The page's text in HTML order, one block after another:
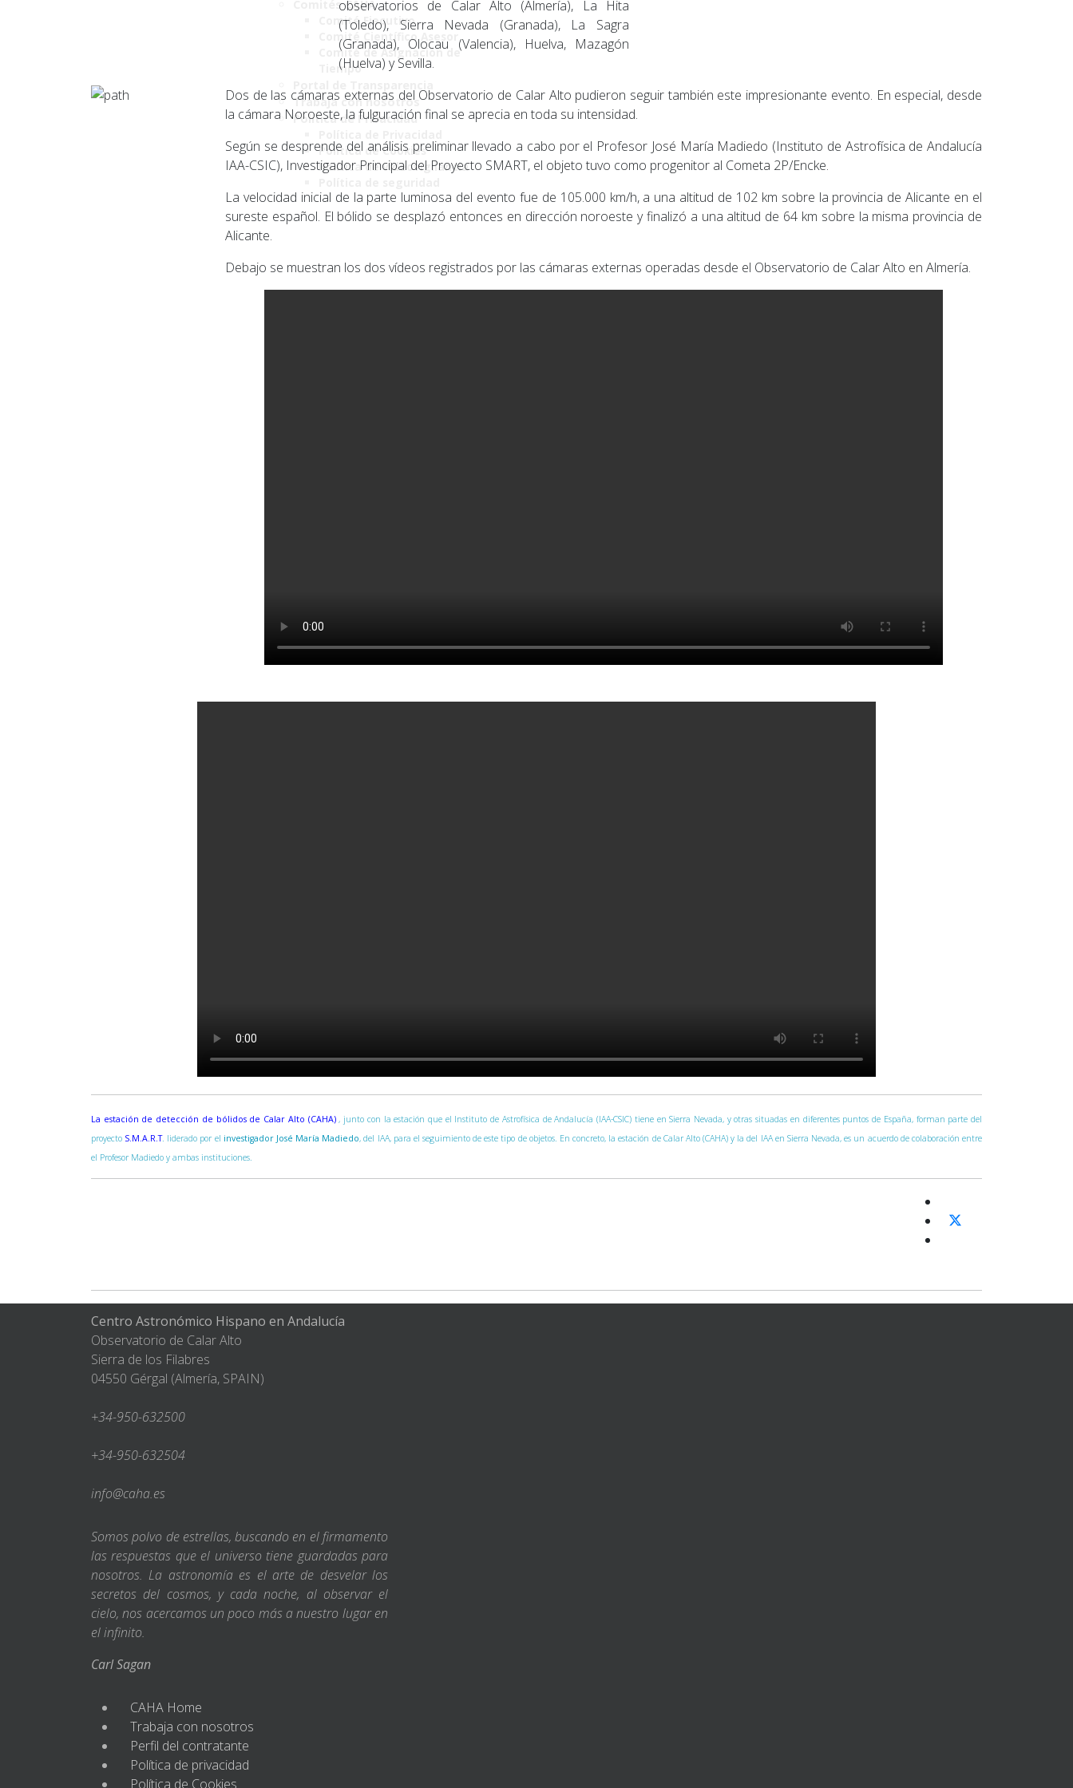
Comités CAHA
Comité Ejecutivo
Comité Científico Asesor
Comité de Asignación de
Tiempo
Trabaja con nosotros
Política de Privacidad
Política de Cookies
Política de videovigilancia
observatorios de Calar Alto (Almería), La Hita
(Toledo), Sierra Nevada (Granada), La Sagra
(Granada), Olocau (Valencia), Huelva, Mazagón
(Huelva) y Sevilla.
Dos de las cámaras externas del Observatorio de Calar Alto pudieron seguir también este impresionante evento. En especial, desde
la cámara Noroeste, la fulguración final se aprecia en toda su intensidad.
Según se desprende del análisis preliminar llevado a cabo por el Profesor José María Madiedo (Instituto de Astrofísica de Andalucía
IAA-CSIC), Investigador Principal del Proyecto SMART, el objeto tuvo como progenitor al Cometa 2P/Encke.
La velocidad inicial de la parte luminosa del evento fue de 105.000 km/h, a una altitud de 102 km sobre la provincia de Alicante en el
sureste español. El bólido se desplazó entonces en dirección noroeste y finalizó a una altitud de 64 km sobre la misma provincia de
Alicante.
Debajo se muestran los dos vídeos registrados por las cámaras externas operadas desde el Observatorio de Calar Alto en Almería.
La estación de detección de bólidos de Calar Alto (CAHA) , junto con la estación que el Instituto de Astrofísica de Andalucía (IAA-CSIC) tiene en Sierra Nevada, y otras situadas en diferentes puntos de España, forman parte del
proyecto S.M.A.R.T. liderado por el investigador José María Madiedo, del IAA, para el seguimiento de este tipo de objetos. En concreto, la estación de Calar Alto (CAHA) y la del IAA en Sierra Nevada, es un acuerdo de colaboración entre
el Profesor Madiedo y ambas instituciones.
Centro Astronómico Hispano en Andalucía
Observatorio de Calar Alto
Sierra de los Filabres
04550 Gérgal (Almería, SPAIN)
+34-950-632500
+34-950-632504
info@caha.es
Somos polvo de estrellas, buscando en el firmamento
las respuestas que el universo tiene guardadas para
nosotros. La astronomía es el arte de desvelar los
secretos del cosmos, y cada noche, al observar el
cielo, nos acercamos un poco más a nuestro lugar en
el infinito.
Carl Sagan
CAHA Home
Trabaja con nosotros
Perfil del contratante
Política de privacidad
Política de Cookies